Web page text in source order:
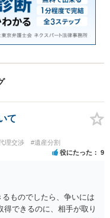
て
理交渉 #遺産分割
役にたった 9
ものでしたら、争いには
できるのに、相手が取り